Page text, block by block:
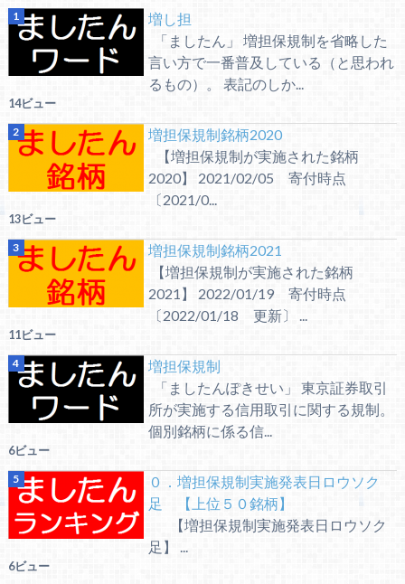
増し担
「ましたん」 増担保規制を省略した
言い方で一番普及している（と思われ
るもの）。 表記のしか...
14ビュー
増担保規制銘柄2020
【増担保規制が実施された銘柄
2020】 2021/02/05 寄付時点
〔2021/0...
13ビュー
増担保規制銘柄2021
【増担保規制が実施された銘柄
2021】 2022/01/19 寄付時点
〔2022/01/18 更新〕 ...
11ビュー
増担保規制
「ましたんぽきせい」 東京証券取引
所が実施する信用取引に関する規制。
個別銘柄に係る信...
6ビュー
０．増担保規制実施発表日ロウソク
足 【上位５０銘柄】
【増担保規制実施発表日ロウソク
足】 ...
6ビュー